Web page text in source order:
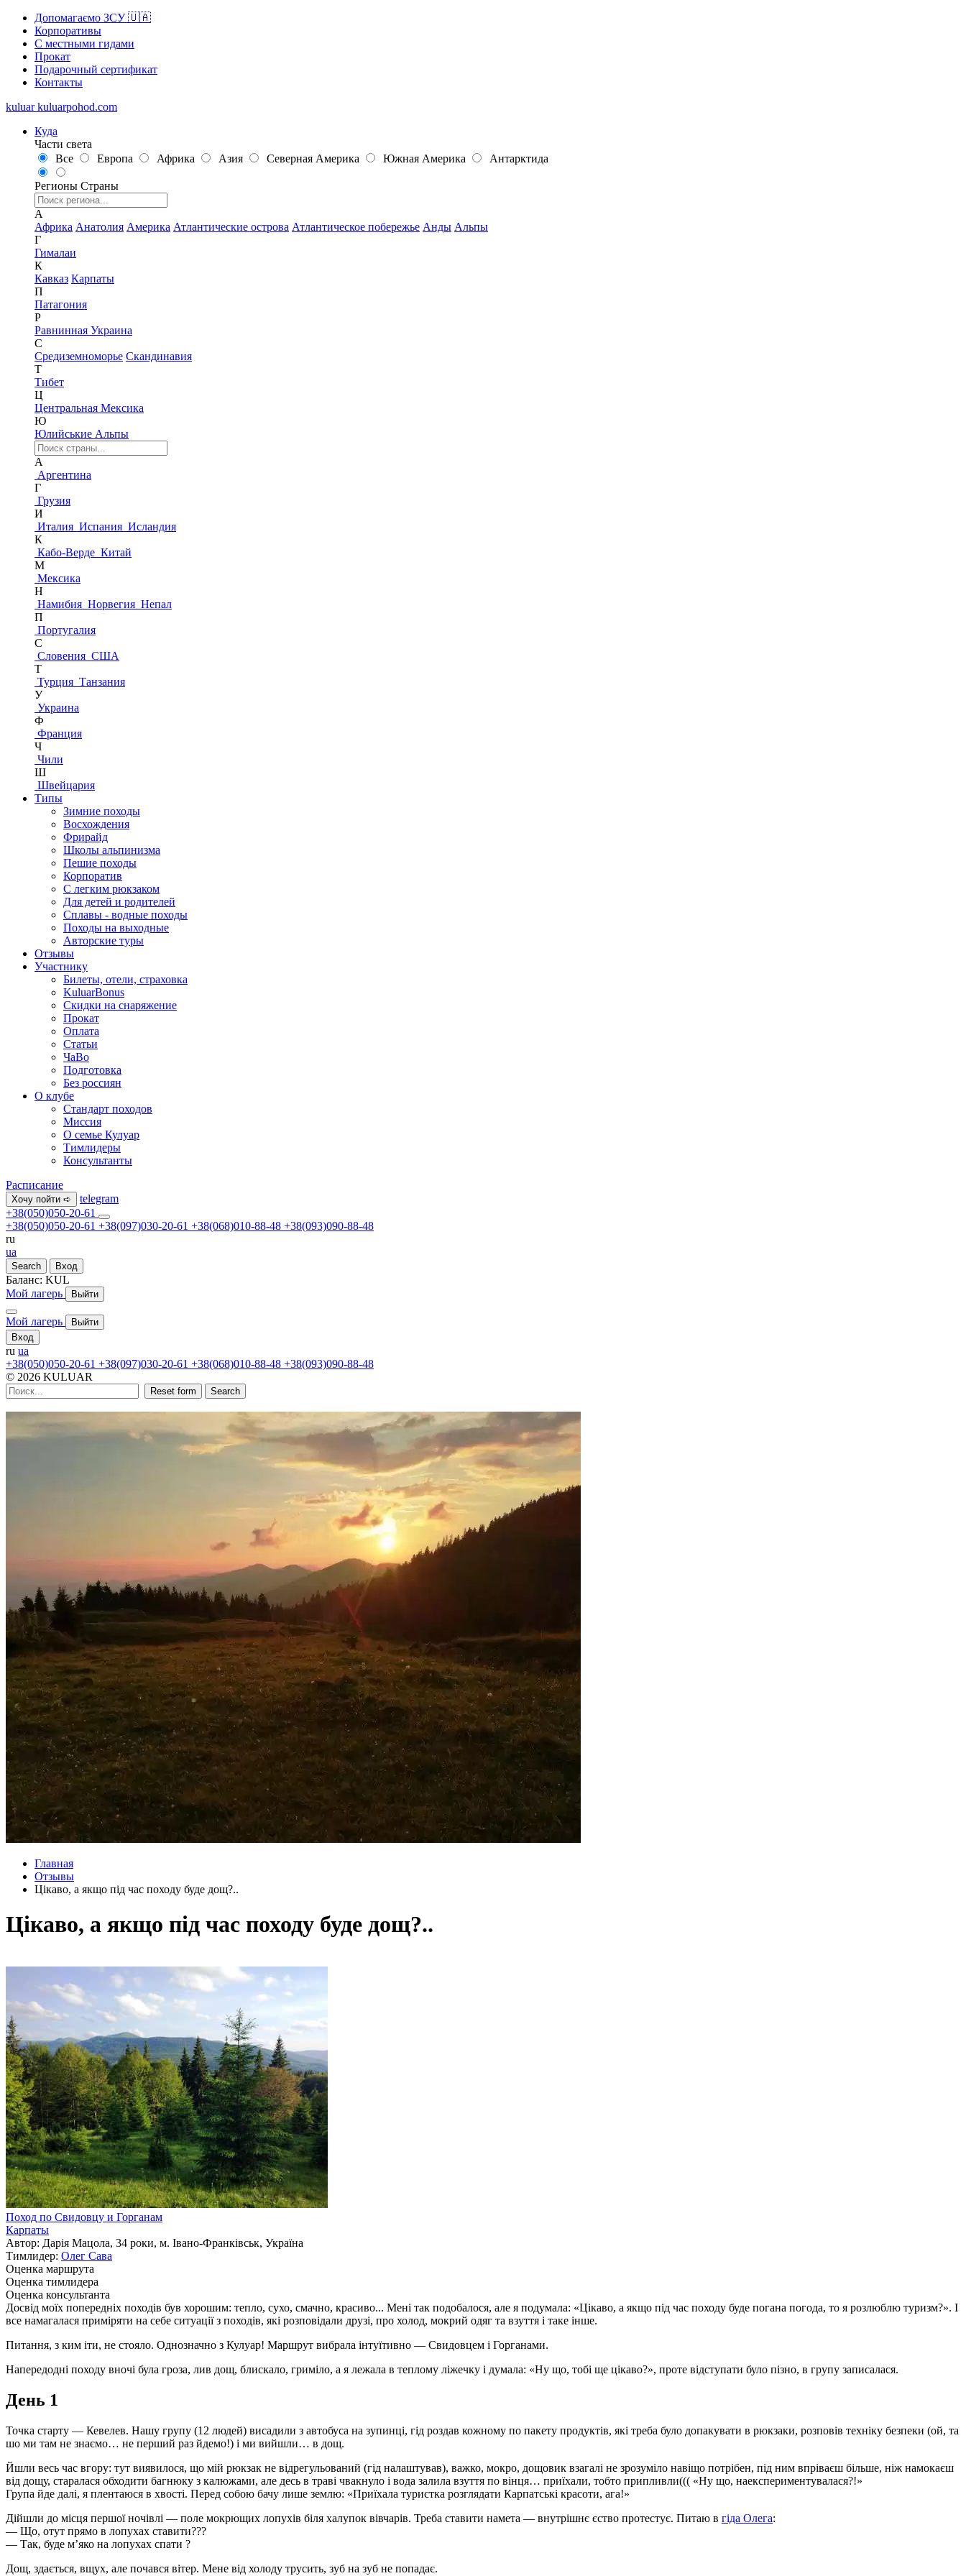
Допомагаємо ЗСУ 🇺🇦
Корпоративы
С местными гидами
Прокат
Подарочный сертификат
Контакты
kuluar kuluarpohod.com
Куда
Части света
Все
Европа Африка Азия Северная Америка Южная Америка Антарктида
Регионы Страны
А
Африка Анатолия Америка Атлантические острова Атлантическое побережье Анды Альпы
Г
Гималаи
К
Кавказ Карпаты
П
Патагония
Р
Равнинная Украина
С
Средиземноморье Скандинавия
Т
Тибет
Ц
Центральная Мексика
Ю
Юлийськие Альпы
А
Аргентина
Г
Грузия
И
Италия Испания Исландия
К
Кабо-Верде Китай
М
Мексика
Н
Намибия Норвегия Непал
П
Португалия
С
Словения США
Т
Турция Танзания
У
Украина
Ф
Франция
Ч
Чили
Ш
Швейцария
Типы
Зимние походы
Восхождения
Фрирайд
Школы альпинизма
Пешие походы
Корпоратив
С легким рюкзаком
Для детей и родителей
Сплавы - водные походы
Походы на выходные
Авторские туры
Отзывы
Участнику
Билеты, отели, страховка
KuluarBonus
Скидки на снаряжение
Прокат
Оплата
Статьи
ЧаВо
Подготовка
Без россиян
О клубе
Стандарт походов
Миссия
О семье Кулуар
Тимлидеры
Консультанты
Расписание
Хочу пойти ➪
telegram
+38(050)050-20-61
+38(050)050-20-61 +38(097)030-20-61 +38(068)010-88-48 +38(093)090-88-48
ru
ua
Search Вход
Баланс: KUL
Мой лагерь
Выйти
Мой лагерь
Выйти
Вход
ru ua
+38(050)050-20-61 +38(097)030-20-61 +38(068)010-88-48 +38(093)090-88-48
© 2026 KULUAR
Reset form Search
Главная
Отзывы
Цікаво, а якщо під час походу буде дощ?..
Цікаво, а якщо під час походу буде дощ?..
Поход по Свидовцу и Горганам
Карпаты
Автор: Дарія Мацола, 34 роки, м. Івано-Франківськ, Україна
Тимлидер: Олег Сава
Оценка маршрута
Оценка тимлидера
Оценка консультанта
Досвід моїх попередніх походів був хорошим: тепло, сухо, смачно, красиво... Мені так подобалося, але я подумала: «Цікаво, а якщо під час походу буде погана погода, то я розлюблю туризм?». І
все намагалася приміряти на себе ситуації з походів, які розповідали друзі, про холод, мокрий одяг та взуття і таке інше.
Питання, з ким іти, не стояло. Однозначно з Кулуар! Маршрут вибрала інтуїтивно — Свидовцем і Горганами.
Напередодні походу вночі була гроза, лив дощ, блискало, гриміло, а я лежала в теплому ліжечку і думала: «Ну що, тобі ще цікаво?», проте відступати було пізно, в групу записалася.
День 1
Точка старту — Кевелев. Нашу групу (12 людей) висадили з автобуса на зупинці, гід роздав кожному по пакету продуктів, які треба було допакувати в рюкзаки, розповів техніку безпеки (ой, та
шо ми там не знаємо… не перший раз йдемо!) і ми вийшли… в дощ.
Йшли весь час вгору: тут виявилося, що мій рюкзак не відрегульований (гід налаштував), важко, мокро, дощовик взагалі не зрозуміло навіщо потрібен, під ним впріваєш більше, ніж намокаєш
від дощу, старалася обходити багнюку з калюжами, але десь в траві чвакнуло і вода залила взуття по вінця… приїхали, тобто припливли((( «Ну що, наекспериментувалася?!»
Група йде далі, я плентаюся в хвості. Перед собою бачу лише землю: «Приїхала туристка розглядати Карпатські красоти, ага!»
Дійшли до місця першої ночівлі — поле мокрющих лопухів біля халупок вівчарів. Треба ставити намета — внутрішнє єство протестує. Питаю в гіда Олега:
— Що, отут прямо в лопухах ставити???
— Так, буде м’яко на лопухах спати ?
Дощ, здається, вщух, але почався вітер. Мене від холоду трусить, зуб на зуб не попадає.